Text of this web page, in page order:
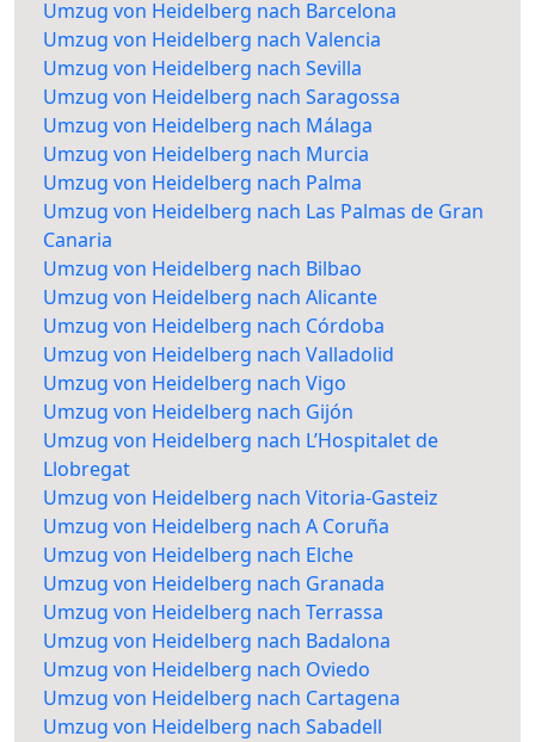
Umzug von Heidelberg nach Barcelona
Umzug von Heidelberg nach Valencia
Umzug von Heidelberg nach Sevilla
Umzug von Heidelberg nach Saragossa
Umzug von Heidelberg nach Málaga
Umzug von Heidelberg nach Murcia
Umzug von Heidelberg nach Palma
Umzug von Heidelberg nach Las Palmas de Gran
Canaria
Umzug von Heidelberg nach Bilbao
Umzug von Heidelberg nach Alicante
Umzug von Heidelberg nach Córdoba
Umzug von Heidelberg nach Valladolid
Umzug von Heidelberg nach Vigo
Umzug von Heidelberg nach Gijón
Umzug von Heidelberg nach L’Hospitalet de
Llobregat
Umzug von Heidelberg nach Vitoria-Gasteiz
Umzug von Heidelberg nach A Coruña
Umzug von Heidelberg nach Elche
Umzug von Heidelberg nach Granada
Umzug von Heidelberg nach Terrassa
Umzug von Heidelberg nach Badalona
Umzug von Heidelberg nach Oviedo
Umzug von Heidelberg nach Cartagena
Umzug von Heidelberg nach Sabadell